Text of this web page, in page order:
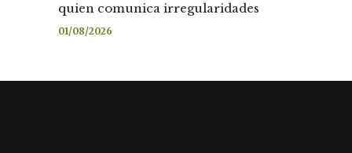
quien comunica irregularidades
01/08/2026